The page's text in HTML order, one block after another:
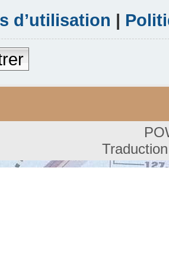
d’utilisation |